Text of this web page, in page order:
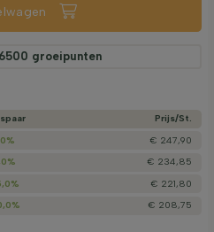
6500 groeipunten
Prijs/­St.
€ 247,90
€ 234,85
€ 221,80
€ 208,75